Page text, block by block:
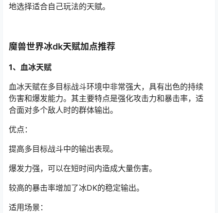
地选择适合自己玩法的天赋。
魔兽世界冰dk天赋加点推荐
1、血冰天赋
血冰天赋在多目标战斗环境中非常强大，具有出色的持续
伤害和爆发能力。其主要特点是强化攻击力和暴击率，适
合面对多个敌人时的群体输出。
优点：
提高多目标战斗中的输出表现。
爆发力强，可以在短时间内造成大量伤害。
较高的暴击率增加了冰DK的稳定输出。
适用场景：